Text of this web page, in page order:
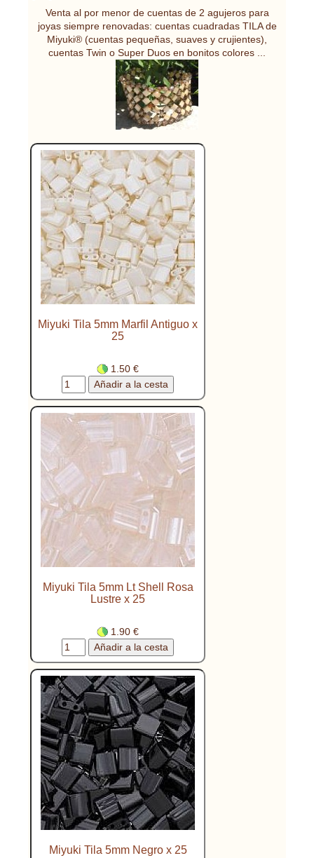
Venta al por menor de cuentas de 2 agujeros para
joyas siempre renovadas: cuentas cuadradas TILA de
Miyuki® (cuentas pequeñas, suaves y crujientes),
cuentas Twin o Super Duos en bonitos colores ...
Miyuki Tila 5mm Marfil Antiguo x
25
1.50 €
Miyuki Tila 5mm Lt Shell Rosa
Lustre x 25
1.90 €
Miyuki Tila 5mm Negro x 25